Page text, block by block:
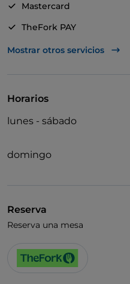
Mastercard
TheFork PAY
UnionPay via TheFork PAY
Mostrar otros servicios
Horarios
lunes - sábado
domingo
Reserva
Reserva una mesa